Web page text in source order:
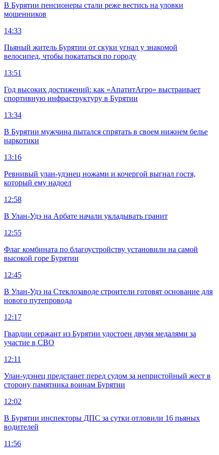
В Бурятии пенсионеры стали реже вестись на уловки
мошенников
14:33
Пьяный житель Бурятии от скуки угнал у знакомой
велосипед, чтобы покататься по городу
13:51
Год высоких достижений: как «АпатитАгро» выстраивает
спортивную инфраструктуру в Бурятии
13:34
В Бурятии мужчина пытался спрятать в своем нижнем белье
наркотики
13:16
Ревнивый улан-удэнец ножами и кочергой выгнал гостя,
который ему надоел
12:58
В Улан-Удэ на Арбате начали укладывать гранит
12:55
Флаг комбината по благоустройству установили на самой
высокой горе Бурятии
12:45
В Улан-Удэ на Стеклозаводе строители готовят основание для
нового путепровода
12:17
Гвардии сержант из Бурятии удостоен двумя медалями за
участие в СВО
12:11
Улан-удэнец предстанет перед судом за непристойный жест в
сторону памятника воинам Бурятии
12:02
В Бурятии инспекторы ДПС за сутки отловили 16 пьяных
водителей
11:56